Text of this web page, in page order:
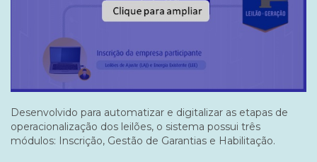
Desenvolvido para automatizar e digitalizar as etapas de
operacionalização dos leilões, o sistema possui três
módulos: Inscrição, Gestão de Garantias e Habilitação.